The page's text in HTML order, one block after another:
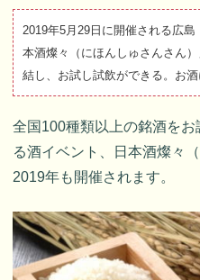
2019年5月29日に開催される広
本酒燦々（にほんしゅさんさん
結し、お試し試飲ができる。お
全国100種類以上の銘酒を
る酒イベント、日本酒燦々
2019年も開催されます。